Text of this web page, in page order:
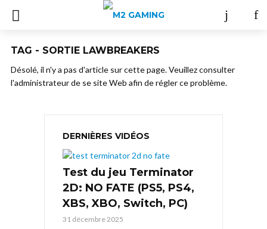
TAG - SORTIE LAWBREAKERS
Désolé, il n'y a pas d'article sur cette page. Veuillez consulter
l'administrateur de se site Web afin de régler ce problème.
DERNIÈRES VIDÉOS
Test du jeu Terminator
2D: NO FATE (PS5, PS4,
XBS, XBO, Switch, PC)
31 décembre 2025